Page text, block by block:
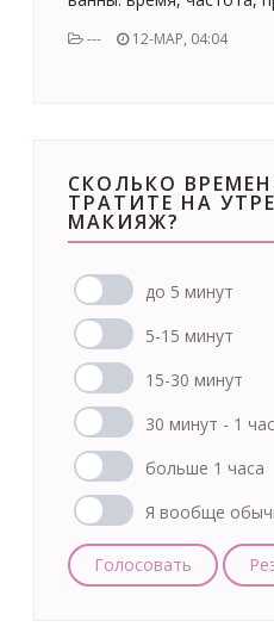
--- 12-МАР, 04:04
СКОЛЬКО
ТРАТИТЕ НА
МАКИЯЖ?
до 5 минут
5-15 минут
15-30 минут
30 минут - 1 час
больше 1 часа
Я вообще
Голосовать